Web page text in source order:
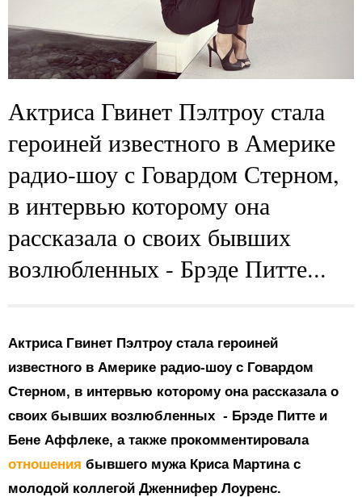
Актриса Гвинет Пэлтроу стала
героиней известного в Америке
радио-шоу с Говардом Стерном,
в интервью которому она
рассказала о своих бывших
возлюбленных - Брэде Питте...
Актриса Гвинет Пэлтроу стала героиней
известного в Америке радио-шоу с Говардом
Стерном, в интервью которому она рассказала о
своих бывших возлюбленных - Брэде Питте и
Бене Аффлеке, а также прокомментировала
отношения бывшего мужа Криса Мартина с
молодой коллегой Дженнифер Лоуренс.